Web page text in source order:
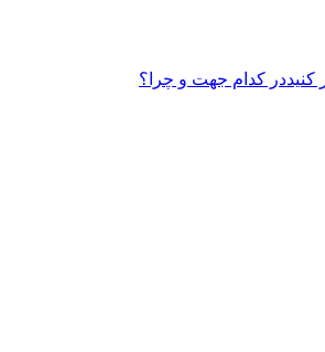
کنیددر کدام جهت و چرا؟